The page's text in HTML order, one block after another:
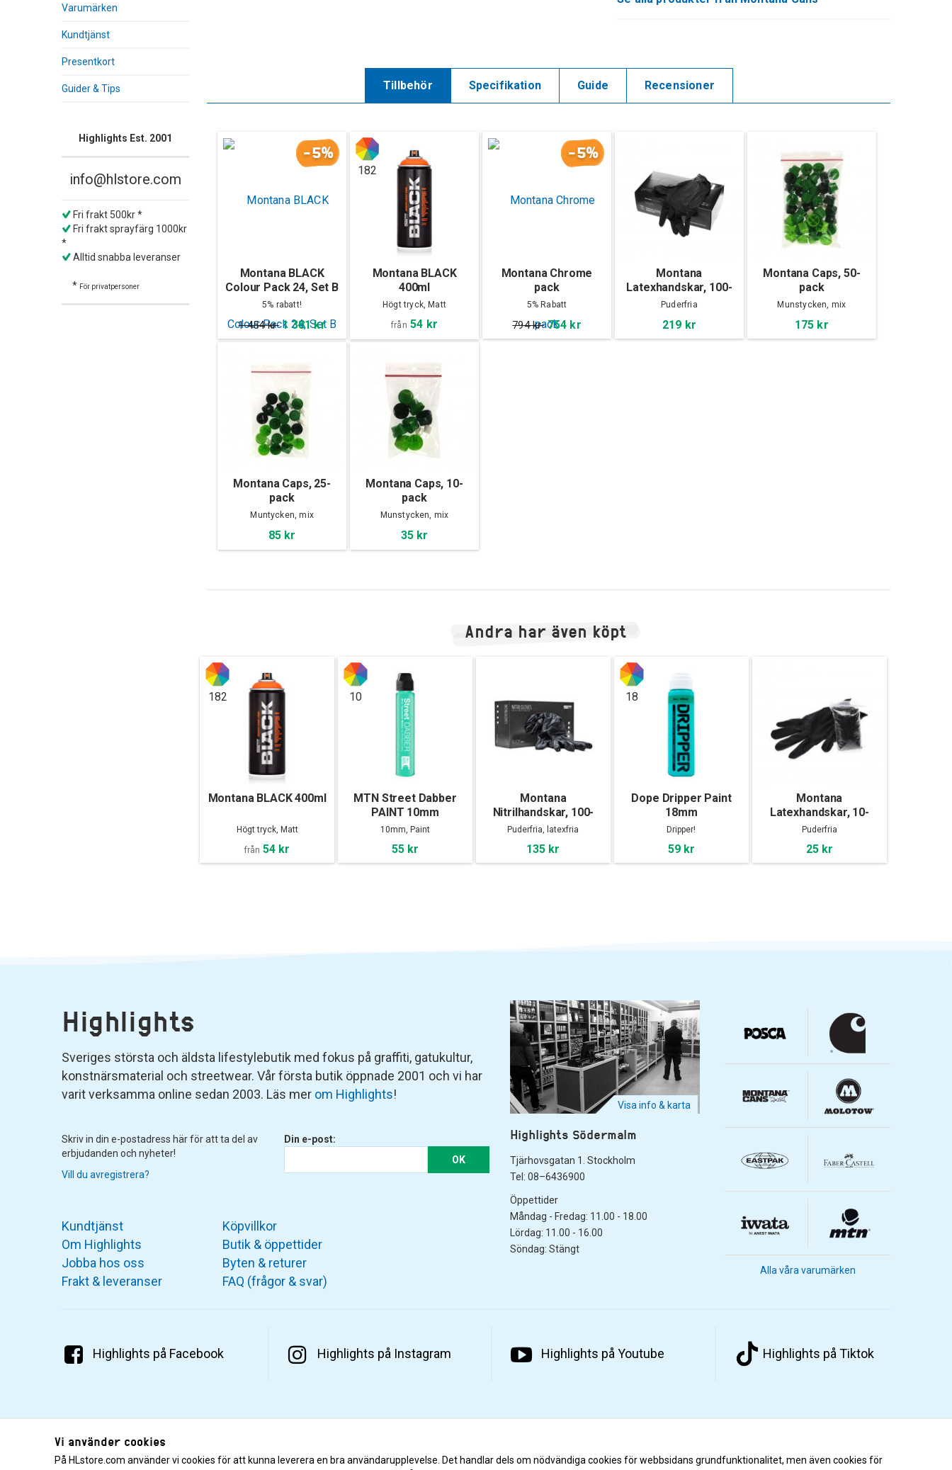
Varumärken
Kundtjänst
Presentkort
Guider & Tips
Highlights Est. 2001
info@hlstore.com
Fri frakt 500kr *
Fri frakt sprayfärg 1000kr
*
Alltid snabba leveranser
* För privatpersoner
Tillbehör Specifikation Guide Recensioner
-5%
Montana BLACK
Colour Pack 24, Set B
5% rabatt!
1 454 kr 1 381 kr
182
Montana BLACK
400ml
Högt tryck, Matt
från 54 kr
-5%
Montana Chrome
pack
5% Rabatt
794 kr 754 kr
Montana
Latexhandskar, 100-
pack
Puderfria
219 kr
Montana Caps, 50-
pack
Munstycken, mix
175 kr
Montana Caps, 25-
pack
Muntycken, mix
85 kr
Montana Caps, 10-
pack
Munstycken, mix
35 kr
Andra har även köpt
182
Montana BLACK 400ml
Högt tryck, Matt
från 54 kr
10
MTN Street Dabber
PAINT 10mm
10mm, Paint
55 kr
Montana
Nitrilhandskar, 100-
pack
Puderfria, latexfria
135 kr
18
Dope Dripper Paint
18mm
Dripper!
59 kr
Montana
Latexhandskar, 10-
pack
Puderfria
25 kr
Highlights
Sveriges största och äldsta lifestylebutik med fokus på graffiti, gatukultur,
konstnärsmaterial och streetwear. Vår första butik öppnade 2001 och vi har
varit verksamma online sedan 2003. Läs mer om Highlights!
Skriv in din e-postadress här för att ta del av
erbjudanden och nyheter!
Vill du avregistrera?
Din e-post:
OK
Visa info & karta
Highlights Södermalm
Tjärhovsgatan 1. Stockholm
Tel: 08–6436900
Öppettider
Måndag - Fredag: 11.00 - 18.00
Lördag: 11.00 - 16.00
Söndag: Stängt
Kundtjänst
Om Highlights
Jobba hos oss
Frakt & leveranser
Köpvillkor
Butik & öppettider
Byten & returer
FAQ (frågor & svar)
Alla våra varumärken
Highlights på Facebook Highlights på Instagram Highlights på Youtube Highlights på Tiktok
Vi använder cookies
På HLstore.com använder vi cookies för att kunna leverera en bra användarupplevelse. Det handlar dels om nödvändiga cookies för webbsidans grundfunktionalitet, men även cookies för